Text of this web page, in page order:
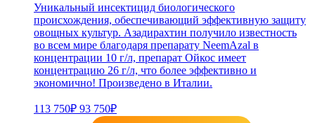
Уникальный инсектицид биологического
происхождения, обеспечивающий эффективную защиту
овощных культур. Азадирахтин получило известность
во всем мире благодаря препарату NeemAzal в
концентрации 10 г/л, препарат Ойкос имеет
концентрацию 26 г/л, что более эффективно и
экономично! Произведено в Италии.
113 750₽ 93 750₽